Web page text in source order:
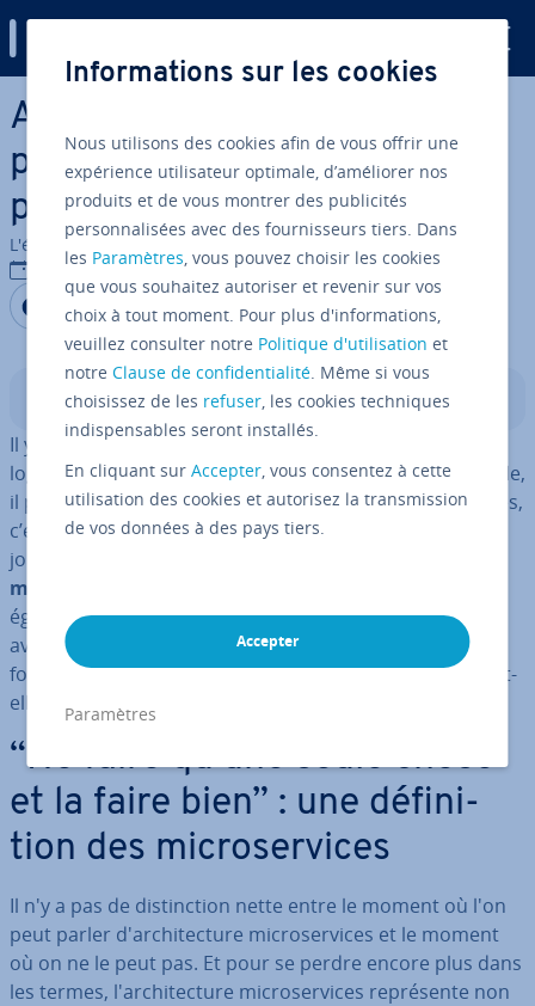
Aller au contenu principal
Ar­chi­tec­tures mi­cro­ser­vices :
plus que la somme de leurs
parties ?
L'équipe édi­to­riale IONOS
02/03/2020
Partager sur Facebook
Partager sur Twitter
Partager sur LinkedIn
Sommaire
Il y a plusieurs façons de dé­ve­lop­per des systèmes
logiciels. Au lieu de réaliser un projet dans son ensemble,
il peut être judicieux de le diviser en services autonomes,
c’est ce qu'on appelle des mi­cro­ser­vices. Cette notion
joue non seulement un grand rôle dans le
ment d'une ap­pli­ca­tion in­for­ma­tique
également dans une démarche agile. Quels sont les
avantages de l'ar­chi­tec­ture mi­cro­ser­vices, comment
fonc­tionne-t-elle et dans quels cas cette tech­no­lo­gie est-
elle déjà utilisée ?
“Ne faire qu’une seule chose
et la faire bien” : une dé­fi­ni­
tion des mi­cro­ser­vices
Il n'y a pas de dis­tinc­tion nette entre le moment où l'on
peut parler d'ar­chi­tec­ture mi­cro­ser­vices et le moment
où on ne le peut pas. Et pour se perdre encore plus dans
les termes, l'ar­chi­tec­ture mi­cro­ser­vices re­pré­sente non
Informations sur les cookies
Nous utilisons des cookies afin de vous offrir une
expérience utilisateur optimale, d’améliorer nos
produits et de vous montrer des publicités
personnalisées avec des fournisseurs tiers. Dans
les Paramètres, vous pouvez choisir les cookies
que vous souhaitez autoriser et revenir sur vos
choix à tout moment. Pour plus d'informations,
veuillez consulter notre Politique d'utilisation et
notreClause de confidentialité. Même si vous
choisissez de les refuser, les cookies techniques
indispensables seront installés.
En cliquant surAccepter, vous consentez à cette
utilisation des cookies et autorisez la transmission
de vos données à des pays tiers.
Accepter
Paramètres